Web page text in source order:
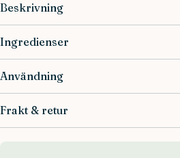
Beskrivning
Ingredienser
Användning
Frakt & retur